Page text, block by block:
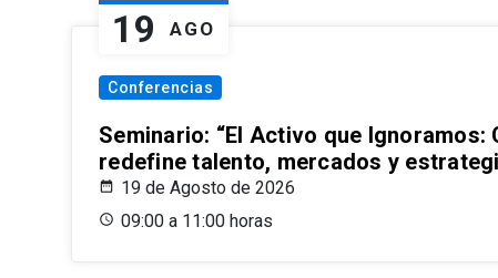
19 AGO
Conferencias
Seminario: “El Activo que Ignoramos:
redefine talento, mercados y
19 de Agosto de 2026
09:00 a 11:00 horas